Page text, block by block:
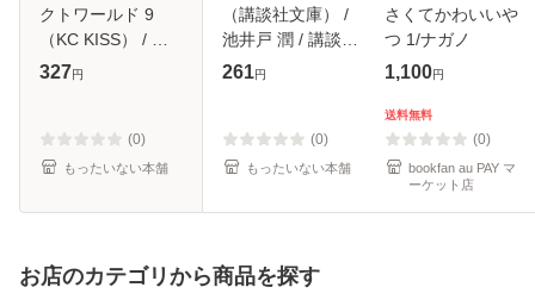
クトワールド 9
（KC KISS） / 有
賀 リエ / 講談社
327円
(0)
もったいない本舗
（講談社文庫） /
池井戸 潤 / 講談社
[文庫]【メール便送
261円
(0)
もったいない本舗
さくてかわいいや
つ 1/ナガノ
1,100円
送料無料
(0)
bookfan au PAY マ
ーケット店
お店のカテゴリから商品を探す